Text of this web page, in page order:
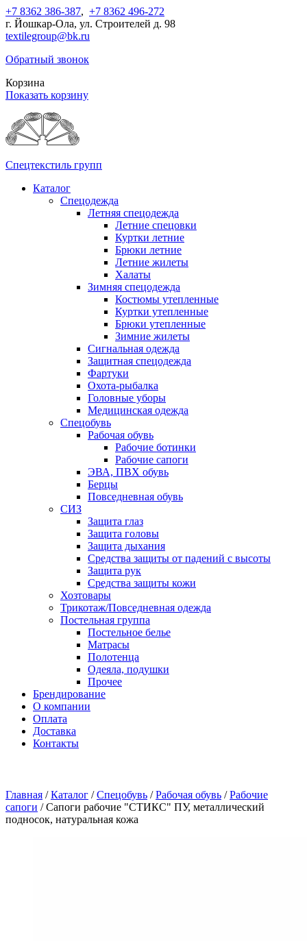
+7 8362 386-387, +7 8362 496-272
г. Йошкар-Ола, ул. Строителей д. 98
textilegroup@bk.ru
Обратный звонок
Корзина
Показать корзину
Спецтекстиль групп
Каталог
Спецодежда
Летняя спецодежда
Летние спецовки
Куртки летние
Брюки летние
Летние жилеты
Халаты
Зимняя спецодежда
Костюмы утепленные
Куртки утепленные
Брюки утепленные
Зимние жилеты
Сигнальная одежда
Защитная спецодежда
Фартуки
Охота-рыбалка
Головные уборы
Медицинская одежда
Спецобувь
Рабочая обувь
Рабочие ботинки
Рабочие сапоги
ЭВА, ПВХ обувь
Берцы
Повседневная обувь
СИЗ
Защита глаз
Защита головы
Защита дыхания
Средства защиты от падений с высоты
Защита рук
Средства защиты кожи
Хозтовары
Трикотаж/Повседневная одежда
Постельная группа
Постельное белье
Матрасы
Полотенца
Одеяла, подушки
Прочее
Брендирование
О компании
Оплата
Доставка
Контакты
Главная / Каталог / Спецобувь / Рабочая обувь / Рабочие
сапоги / Сапоги рабочие "СТИКС" ПУ, металлический
подносок, натуральная кожа